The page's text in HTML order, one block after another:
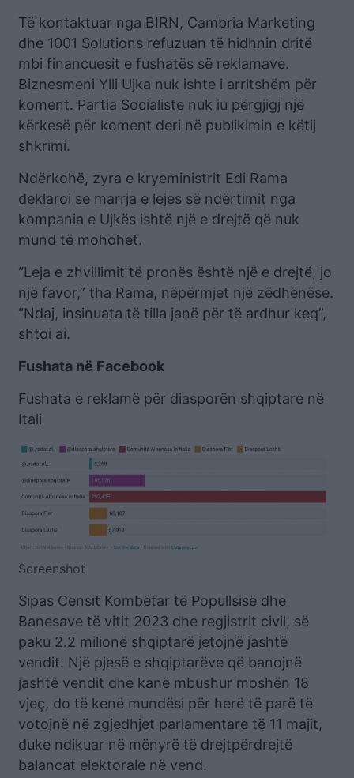
Të kontaktuar nga BIRN, Cambria Marketing
dhe 1001 Solutions refuzuan të hidhnin dritë
mbi financuesit e fushatës së reklamave.
Biznesmeni Ylli Ujka nuk ishte i arritshëm për
koment. Partia Socialiste nuk iu përgjigj një
kërkesë për koment deri në publikimin e këtij
shkrimi.
Ndërkohë, zyra e kryeministrit Edi Rama
deklaroi se marrja e lejes së ndërtimit nga
kompania e Ujkës ishtë një e drejtë që nuk
mund të mohohet.
“Leja e zhvillimit të pronës është një e drejtë, jo
një favor,” tha Rama, nëpërmjet një zëdhënëse.
“Ndaj, insinuata të tilla janë për të ardhur keq”,
shtoi ai.
Fushata në Facebook
Fushata e reklamë për diasporën shqiptare në
Itali
Screenshot
Sipas Censit Kombëtar të Popullsisë dhe
Banesave të vitit 2023 dhe regjistrit civil, së
paku 2.2 milionë shqiptarë jetojnë jashtë
vendit. Një pjesë e shqiptarëve që banojnë
jashtë vendit dhe kanë mbushur moshën 18
vjeç, do të kenë mundësi për herë të parë të
votojnë në zgjedhjet parlamentare të 11 majit,
duke ndikuar në mënyrë të drejtpërdrejtë
balancat elektorale në vend.